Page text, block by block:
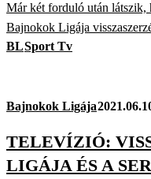
Már két forduló után látszik,
Bajnokok Ligája
BLSport Tv
Bajnokok Ligája
TELEVÍZIÓ:
LIGÁJA ÉS A